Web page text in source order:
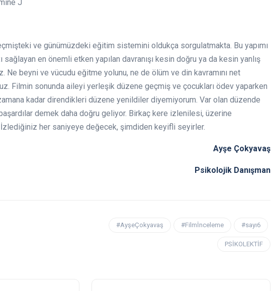
J
ve günümüzdeki eğitim sistemini oldukça sorgulatmakta. Bu yapımı
sağlayan en önemli etken yapılan davranışı kesin doğru ya da kesin yanlış
Ne beyni ve vücudu eğitme yolunu, ne de ölüm ve din kavramını net
Filmin sonunda aileyi yerleşik düzene geçmiş ve çocukları ödev yaparken
kadar direndikleri düzene yenildiler diyemiyorum. Var olan düzende
demek daha doğru geliyor. Birkaç kere izlenilesi, üzerine
İzlediğiniz her saniyeye değecek, şimdiden keyifli seyirler.
Ayşe Çokyavaş
Psikolojik Danışman
#AyşeÇokyavaş #Filmİnceleme #sayı6
PSİKOLEKTİF